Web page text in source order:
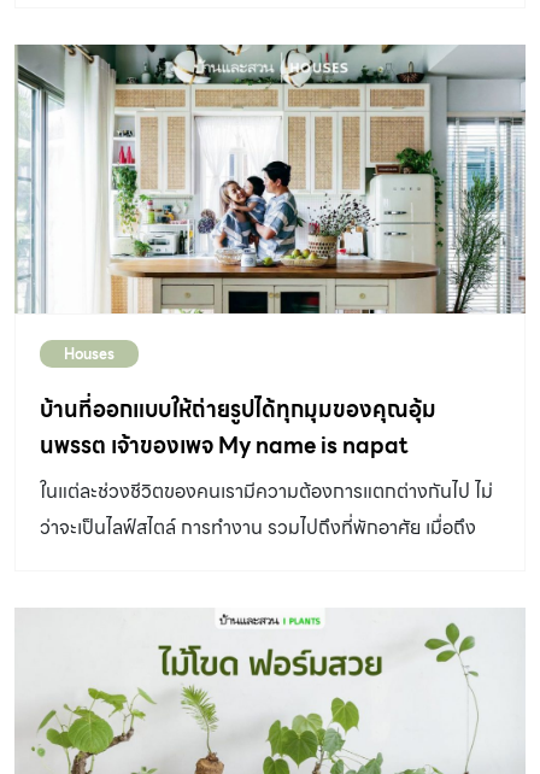
Houses
บ้านที่ออกแบบให้ถ่ายรูปได้ทุกมุมของคุณอุ้ม
นพรรต เจ้าของเพจ My name is napat
ในแต่ละช่วงชีวิตของคนเรามีความต้องการแตกต่างกันไป ไม่
ว่าจะเป็นไลฟ์สไตล์ การทำงาน รวมไปถึงที่พักอาศัย เมื่อถึง